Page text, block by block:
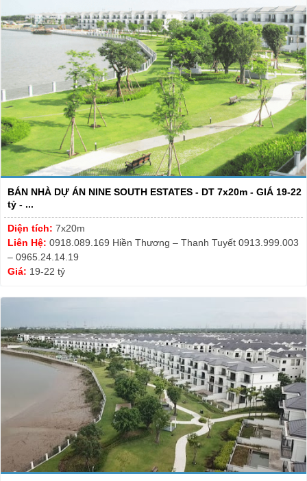
BÁN NHÀ DỰ ÁN NINE SOUTH ESTATES - DT 7x20m - GIÁ 19-22
tỷ - ...
Diện tích: 7x20m
Liên Hệ: 0918.089.169 Hiền Thương – Thanh Tuyết 0913.999.003
– 0965.24.14.19
Giá: 19-22 tỷ